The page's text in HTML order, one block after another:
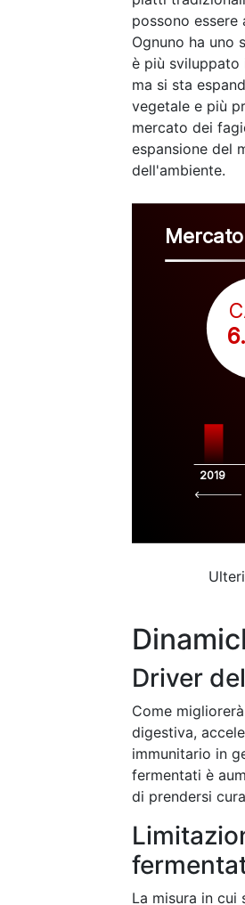
possono
Ognuno ha uno
è più sviluppato
ma si sta
vegetale e più
mercato dei
espansione del
dell'ambiente.
2019
Driver
Come
digestiva,
immunitario in
fermentati è
di prendersi
La misura in